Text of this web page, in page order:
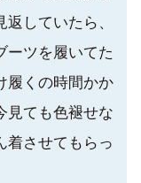
していたら、
ーツを履いてた
履くの時間かか
見ても色褪せな
着させてもらっ